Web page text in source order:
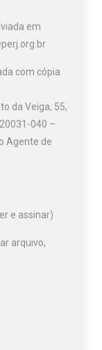
em
com cópia
da Veiga, 55,
040 –
Agente de
e assinar)
arquivo,